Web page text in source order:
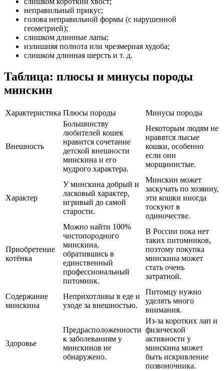
неправильный прикус;
голова неправильной формы (с нарушенной
геометрией);
слишком длинные лапы;
излишняя полнота или чрезмерная худоба;
слишком длинная шерсть и т. д.
Таблица: плюсы и минусы породы
минскин
Характеристика Плюсы породы Минусы породы
Внешность
Большинству
любителей кошек
нравится сочетание
детской внешности
минскина и его
мудрого характера.
Некоторым людям не
нравятся лысые
кошки, особенно
если они
морщинистые.
Характер
У минскина добрый и
ласковый характер,
игривый до самой
старости.
Минскин может
заскучать по хозяину,
эти кошки иногда
тоскуют в
одиночестве.
Приобретение
котёнка
Можно найти 100%
чистопородного
минскина,
обратившись в
единственный
профессиональный
питомник.
В России пока нет
таких питомников,
поэтому покупка
минскина может
стать очень
затратной.
Содержание
минскина
Неприхотливы в еде и
уходе за внешностью.
Питомцу нужно
уделять много
внимания.
Здоровье
Предрасположенности
к заболеваниям у
минскинов не
обнаружено.
Из-за коротких лап и
физической
активности у
минскина может
быть искривление
позвоночника.